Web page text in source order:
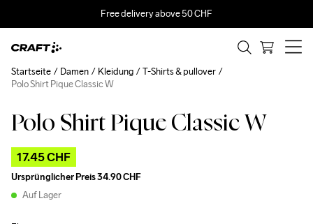
Free delivery above 50 CHF
Polo Shirt Pique Classic W
17.45 CHF
Ursprünglicher Preis34.90 CHF
Auf Lager
Startseite Damen Kleidung
T-Shirts & pullover
Polo Shirt Pique Classic W
Outlet